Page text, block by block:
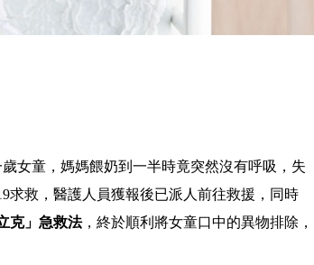
女童，媽媽餵奶到一半時竟突然沒有呼吸，失
求救，醫護人員獲報後已派人前往救援，同時
克」急救法，終於順利將女童口中的異物排除，